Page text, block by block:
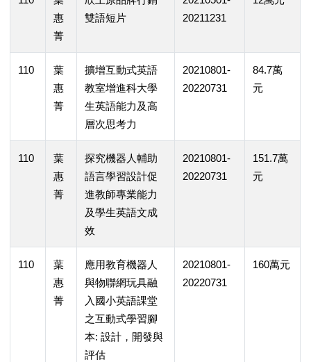
惠
菁
雙語短片
20211231
110
葉
惠
菁
擴增互動式英語
教室增進科大學
生英語能力及高
層次思考力
20210801-
20220731
84.7萬
元
110
葉
惠
菁
探究機器人輔助
語言學習設計促
進教師專業能力
及學生英語文成
效
20210801-
20220731
151.7萬
元
110
葉
惠
菁
應用教育機器人
與物聯網玩具融
入國小英語課堂
之互動式學習腳
本: 設計，開發與
評估
20210801-
20220731
160萬元